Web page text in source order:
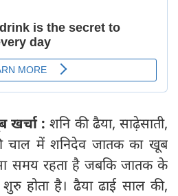
खर्चा :शनि की ढैया, साढ़ेसाती,
चाल में शनिदेव जातक का खूब
समय रहता है जबकि जातक के
शुरु होता है। ढैया ढाई साल की,